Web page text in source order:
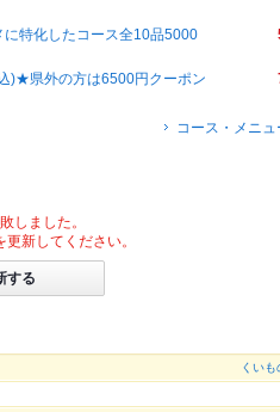
特化したコース全10品5000
)★県外の方は6500円クーポン
コース・メニ
しました。
新してください。
する
くい